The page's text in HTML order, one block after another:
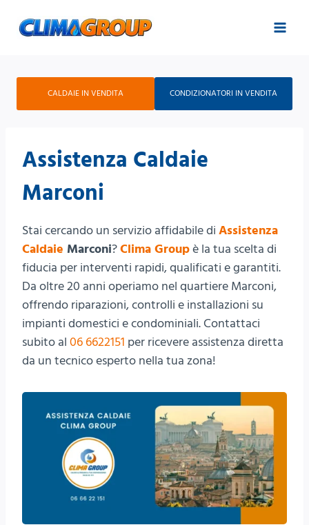
CALDAIE IN VENDITA CONDIZIONATORI IN VENDITA
Assistenza Caldaie
Marconi
Stai cercando un servizio affidabile di Assistenza
Caldaie Marconi?Clima Groupè la tua scelta di
fiducia per interventi rapidi, qualificati e garantiti.
Da oltre 20 anni operiamo nel quartiere Marconi,
offrendo riparazioni, controlli e installazioni su
impianti domestici e condominiali. Contattaci
subito al 06 6622151 per ricevere assistenza diretta
da un tecnico esperto nella tua zona!